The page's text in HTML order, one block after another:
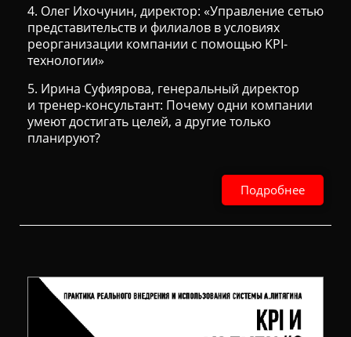
4. Олег Ихочунин, директор: «Управление сетью
представительств и филиалов в условиях
реорганизации компании с помощью KPI-
технологии»
5. Ирина Суфиярова, генеральный директор
и тренер-консультант: Почему одни компании
умеют достигать целей, а другие только
планируют?
Подробнее